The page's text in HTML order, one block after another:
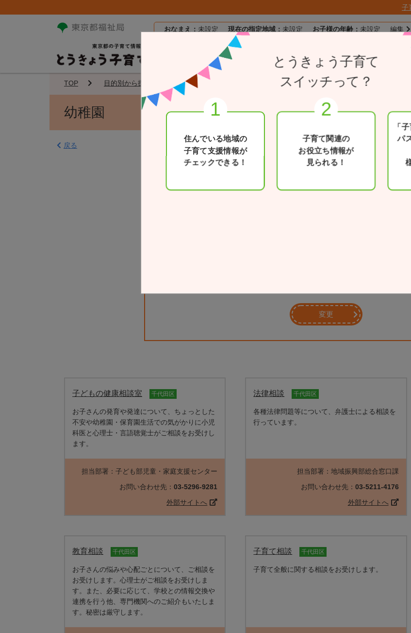
子
おなまえ： 未設定 現在の指定地域： 未設定 お子様の年齢： 未設定 編集
目的別で探す 一覧から探す
とうきょうパ
TOP 目的別から探す（預けたい）
幼稚園
戻る
変更
子どもの健康相談室 千代田区
お子さんの発育や発達について、ちょっとした
不安や幼稚園・保育園生活での気がかりに小児
科医と心理士・言語聴覚士がご相談をお受けし
ます。
担当部署：子ども部児童・家庭支援センター
お問い合わせ先：03-5296-9281
外部サイトへ
法律相談 千代田区
各種法律問題等について、弁護士による相談を
行っています。
担当部署：地域振興部総合窓口課
お問い合わせ先： 03-5211-4176
外部サイトへ
教育相談 千代田区
お子さんの悩みや心配ごとについて、ご相談を
お受けします。心理士がご相談をお受けしま
す。また、必要に応じて、学校との情報交換や
連携を行う他、専門機関へのご紹介もいたしま
す。秘密は厳守します。
子育て相談 千代田区
子育て全般に関する相談をお受けします。
とうきょう子育て
スイッチって？
住んでいる地域の
子育て支援情報が
チェックできる！
子育て関連の
お役立ち情報が
見られる！
「
パ